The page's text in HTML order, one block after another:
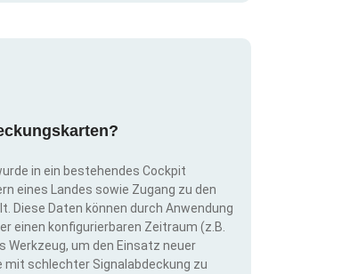
in ein bestehendes Cockpit
eines Landes sowie Zugang zu den
Diese Daten können durch Anwendung
einen konfigurierbaren Zeitraum (z.B.
Werkzeug, um den Einsatz neuer
mit schlechter Signalabdeckung zu